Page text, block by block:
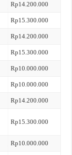
Rp14.200.000
Rp15.300.000
Rp14.200.000
Rp15.300.000
Rp10.000.000
Rp10.000.000
Rp14.200.000
Rp15.300.000
Rp10.000.000